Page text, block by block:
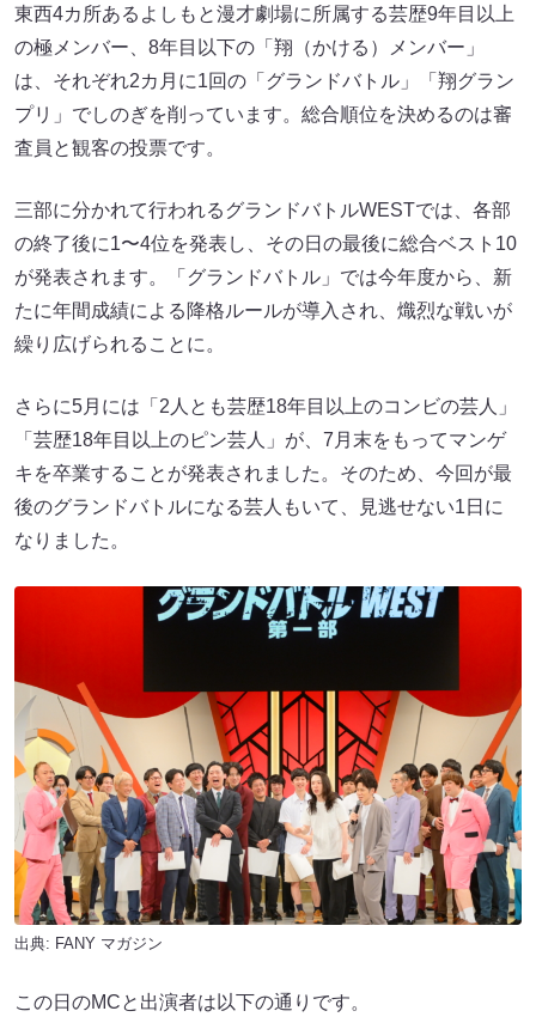
東西4カ所あるよしもと漫才劇場に所属する芸歴9年目以上
の極メンバー、8年目以下の「翔（かける）メンバー」
は、それぞれ2カ月に1回の「グランドバトル」「翔グラン
プリ」でしのぎを削っています。総合順位を決めるのは審
査員と観客の投票です。
三部に分かれて行われるグランドバトルWESTでは、各部
の終了後に1〜4位を発表し、その日の最後に総合ベスト10
が発表されます。「グランドバトル」では今年度から、新
たに年間成績による降格ルールが導入され、熾烈な戦いが
繰り広げられることに。
さらに5月には「2人とも芸歴18年目以上のコンビの芸人」
「芸歴18年目以上のピン芸人」が、7月末をもってマンゲ
キを卒業することが発表されました。そのため、今回が最
後のグランドバトルになる芸人もいて、見逃せない1日に
なりました。
出典: FANY マガジン
この日のMCと出演者は以下の通りです。